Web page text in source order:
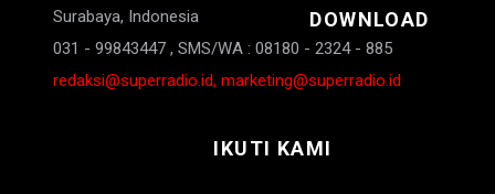
Surabaya, Indonesia
031 - 99843447 , SMS/WA : 08180 - 2324 - 885
redaksi@superradio.id, marketing@superradio.id
DOWNLOAD
IKUTI KAMI